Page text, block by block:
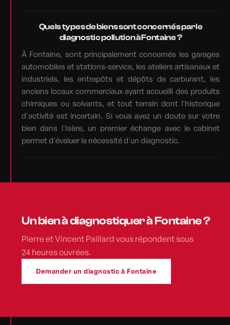
Quels types de biens sont concernés par le
diagnostic pollution à Fontaine ?
À Fontaine, sont principalement concernés les garages
automobiles et stations-service, les ateliers artisanaux et
industriels, les entrepôts et dépôts de carburant, les
anciens locaux commerciaux ayant accueilli des produits
chimiques ou solvants, et tout terrain dont l'historique
d'activité est incertain. Si vous avez un doute sur votre
bien dans l'Isère, un premier échange avec le cabinet
permet d'évaluer la nécessité d'un diagnostic.
Un bien à diagnostiquer à Fontaine ?
Pierre et Vincent Paillard vous répondent sous
24 heures ouvrées.
Demander un diagnostic à Fontaine